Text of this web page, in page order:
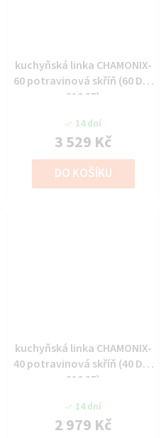
kuchyňská linka CHAMONIX-
60 potravinová skříň (60 DK-
210 2F)
14 dní
3 529 Kč
DO KOŠÍKU
kuchyňská linka CHAMONIX-
40 potravinová skříň (40 DK-
210 2F)
14 dní
2 979 Kč